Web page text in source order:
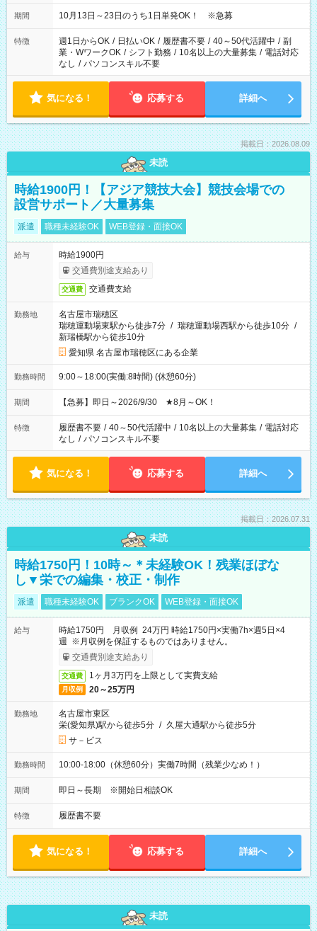
【夕方】 10/16・17・19～21→「17：00～26：00」
10/22→「17：00～24：30」 10/23→「16：00～23：00」 ＊
け、夕方だけ、などもOKです！
期間 10月13日～23日のうち1日単発OK！ ※急募
特徴 週1日からOK / 日払いOK / 履歴書不要 / 40～50代活躍中 / 副
業・WワークOK / シフト勤務 / 10名以上の大量募集 / 電話対応
なし / パソコンスキル不要
気になる！ 応募する 詳細へ
掲載日：2026.08.09
未読
時給1900円！【アジア競技大会】競技会場での
設営サポート／大量募集
派遣 職種未経験OK WEB登録・面接OK
給与
時給1900円
交通費別途支給あり
交通費 交通費支給
勤務地
名古屋市瑞穂区
瑞穂運動場東駅から徒歩7分 / 瑞穂運動場西駅から徒歩10分 /
新瑞橋駅から徒歩10分
愛知県 名古屋市瑞穂区にある企業
勤務時間 9:00～18:00(実働:8時間) (休憩60分)
期間 【急募】即日～2026/9/30 ★8月～OK！
特徴 履歴書不要 / 40～50代活躍中 / 10名以上の大量募集 / 電話対応
なし / パソコンスキル不要
気になる！ 応募する 詳細へ
掲載日：2026.07.31
未読
時給1750円！10時～＊未経験OK！残業ほぼな
し▼栄での編集・校正・制作
派遣 職種未経験OK ブランクOK WEB登録・面接OK
給与
時給1750円 月収例 24万円 時給1750円×実働7h×週5日×4
週 ※月収例を保証するものではありません。
交通費別途支給あり
交通費 1ヶ月3万円を上限として実費支給
月収例 20～25万円
勤務地
名古屋市東区
栄(愛知県)駅から徒歩5分 / 久屋大通駅から徒歩5分
サ－ビス
勤務時間 10:00-18:00（休憩60分）実働7時間（残業少なめ！）
期間 即日～長期 ※開始日相談OK
特徴 履歴書不要
気になる！ 応募する 詳細へ
未読